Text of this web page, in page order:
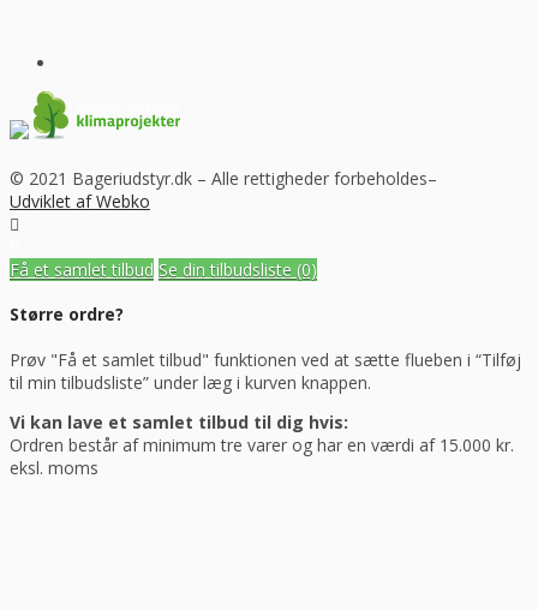
© 2021 Bageriudstyr.dk – Alle rettigheder forbeholdes–
Udviklet af Webko
Få et samlet tilbud Se din tilbudsliste (0)
Større ordre?
Prøv "Få et samlet tilbud" funktionen ved at sætte flueben i “Tilføj
til min tilbudsliste” under læg i kurven knappen.
Vi kan lave et samlet tilbud til dig hvis:
Ordren består af minimum tre varer og har en værdi af 15.000 kr.
eksl. moms